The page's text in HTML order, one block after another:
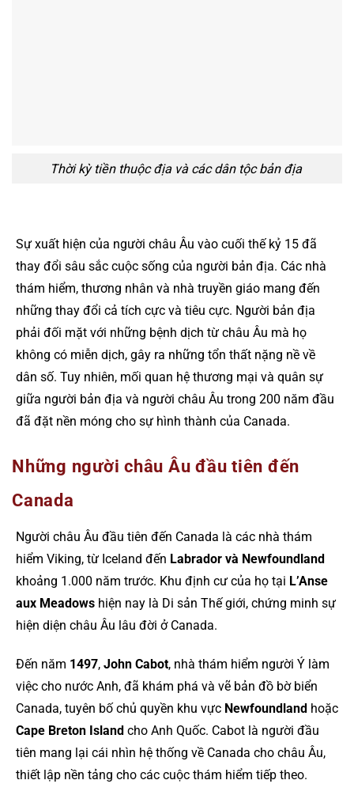
Thời kỳ tiền thuộc địa và các dân tộc bản địa
Sự xuất hiện của người châu Âu vào cuối thế kỷ 15 đã
thay đổi sâu sắc cuộc sống của người bản địa. Các nhà
thám hiểm, thương nhân và nhà truyền giáo mang đến
những thay đổi cả tích cực và tiêu cực. Người bản địa
phải đối mặt với những bệnh dịch từ châu Âu mà họ
không có miễn dịch, gây ra những tổn thất nặng nề về
dân số. Tuy nhiên, mối quan hệ thương mại và quân sự
giữa người bản địa và người châu Âu trong 200 năm đầu
đã đặt nền móng cho sự hình thành của Canada.
Những người châu Âu đầu tiên đến
Canada
Người châu Âu đầu tiên đến Canada là các nhà thám
hiểm Viking, từ Iceland đến Labrador và Newfoundland
khoảng 1.000 năm trước. Khu định cư của họ tại L’Anse
aux Meadows hiện nay là Di sản Thế giới, chứng minh sự
hiện diện châu Âu lâu đời ở Canada.
Đến năm 1497, John Cabot, nhà thám hiểm người Ý làm
việc cho nước Anh, đã khám phá và vẽ bản đồ bờ biển
Canada, tuyên bố chủ quyền khu vực Newfoundland hoặc
Cape Breton Island cho Anh Quốc. Cabot là người đầu
tiên mang lại cái nhìn hệ thống về Canada cho châu Âu,
thiết lập nền tảng cho các cuộc thám hiểm tiếp theo.